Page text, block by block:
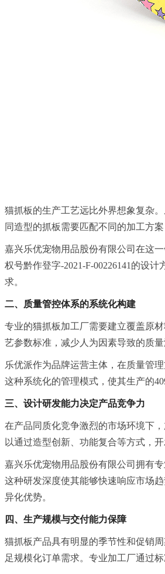
猫抓板的生产工艺远比外界想象复杂
同造型的抓板需要匹配不同的加工方
嘉兴乐优宠物用品股份有限公司在这
权号黔作登字-2021-F-00226141的设
求。
二、质量管控体系的系统化构建
专业的猫抓板加工厂需要建立覆盖原
艺参数标准，减少人为因素导致的质
乐优派作为品牌运营主体，在质量管
这种系统化的管理模式，使其生产的
三、设计研发能力决定产品竞争力
在产品同质化竞争激烈的市场环境下
以通过造型创新、功能复合等方式，
嘉兴乐优宠物用品股份有限公司拥有
这种研发深度使其能够快速响应市场
异化优势。
四、生产规模与交付能力保障
猫抓板产品具有明显的季节性和促销
足规模化订单需求。专业加工厂通过